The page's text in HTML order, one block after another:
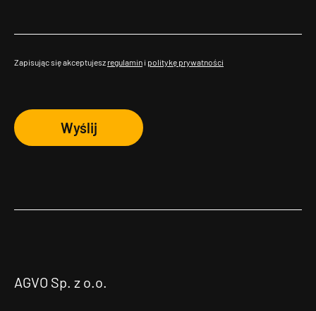
Zapisując się akceptujesz regulamin i politykę prywatności
Wyślij
AGVO Sp. z o.o.